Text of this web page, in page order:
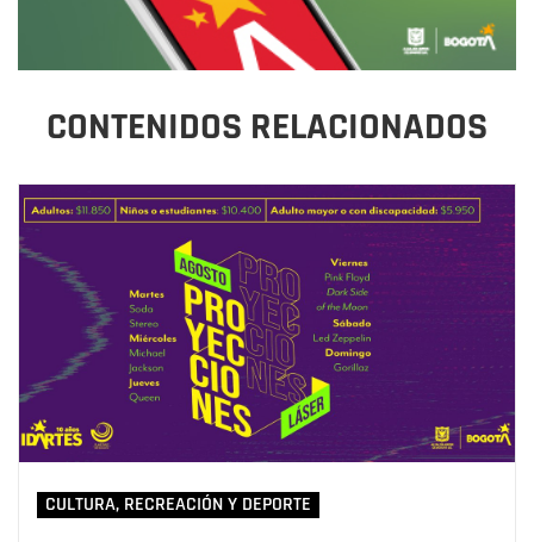
CONTENIDOS RELACIONADOS
CULTURA, RECREACIÓN Y DEPORTE